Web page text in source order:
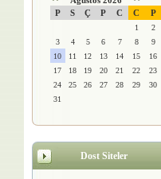
P S Ç P C C P
1
2
3
4 5 6 7 8
9
10
11 12 13 14 15
16
17
18 19 20 21 22
23
24
25 26 27 28 29
30
31
Dost Siteler